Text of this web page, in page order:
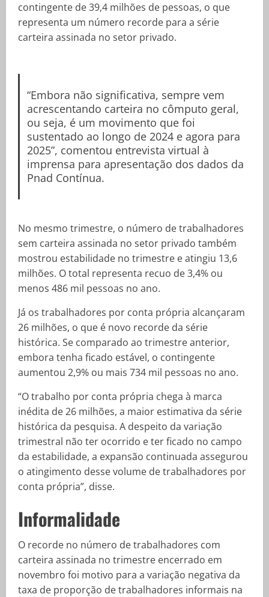
contingente de 39,4 milhões de pessoas, o que
representa um número recorde para a série
carteira assinada no setor privado.
“Embora não significativa, sempre vem
acrescentando carteira no cômputo geral,
ou seja, é um movimento que foi
sustentado ao longo de 2024 e agora para
2025”, comentou entrevista virtual à
imprensa para apresentação dos dados da
Pnad Contínua.
No mesmo trimestre, o número de trabalhadores
sem carteira assinada no setor privado também
mostrou estabilidade no trimestre e atingiu 13,6
milhões. O total representa recuo de 3,4% ou
menos 486 mil pessoas no ano.
Já os trabalhadores por conta própria alcançaram
26 milhões, o que é novo recorde da série
histórica. Se comparado ao trimestre anterior,
embora tenha ficado estável, o contingente
aumentou 2,9% ou mais 734 mil pessoas no ano.
“O trabalho por conta própria chega à marca
inédita de 26 milhões, a maior estimativa da série
histórica da pesquisa. A despeito da variação
trimestral não ter ocorrido e ter ficado no campo
da estabilidade, a expansão continuada assegurou
o atingimento desse volume de trabalhadores por
conta própria”, disse.
Informalidade
O recorde no número de trabalhadores com
carteira assinada no trimestre encerrado em
novembro foi motivo para a variação negativa da
taxa de proporção de trabalhadores informais na